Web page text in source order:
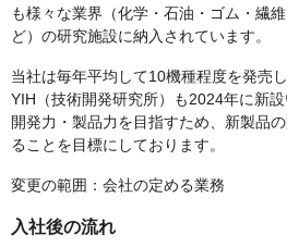
も様々な業界（化学・石油・ゴム・繊
ど）の研究施設に納入されています。
当社は毎年平均して10機種程度を発売
YIH（技術開発研究所）も2024年に新
開発力・製品力を目指すため、新製品
ることを目標にしております。
変更の範囲：会社の定める業務
入社後の流れ